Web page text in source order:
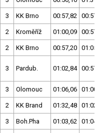
3 KK Brno 00:57,82
2 Kroměříž 01:00,09
2 KK Brno 00:57,20
3 Pardub. 01:02,84
3 Olomouc 01:06,06
2 KK Brand 01:32,48
3 Boh.Pha 01:03,62